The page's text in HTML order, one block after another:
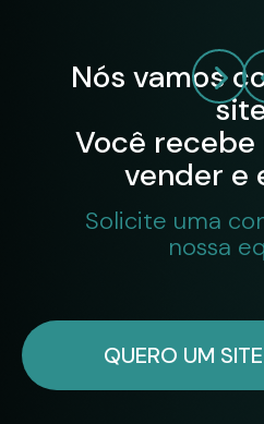
Nós vamos
Você
vender e
Solicite uma
nossa
QUERO UM